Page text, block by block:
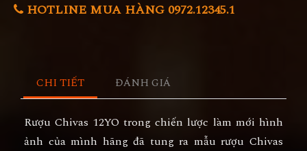
HOTLINE MUA HÀNG 0972.12345.1
CHI TIẾT ĐÁNH GIÁ
Rượu Chivas 12YO trong chiến lược làm mới hình
ảnh của mình hãng đã tung ra mẫu rượu Chivas